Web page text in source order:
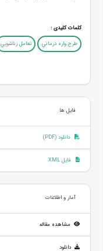
کلمات کلیدی :
طرح واره درماني
تعامل زناشويي
فایل ها
دانلود (PDF)
فایل XML
آمار و اطلاعات
مشاهده مقاله
دانلود